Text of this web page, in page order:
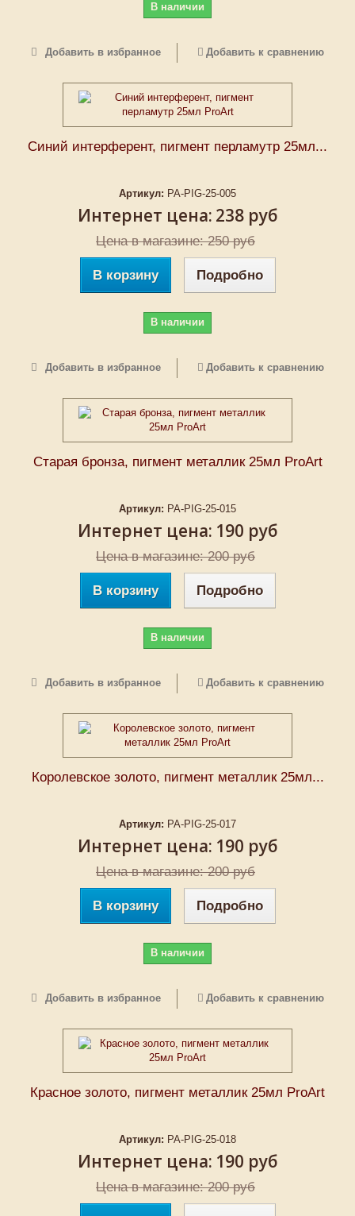
В наличии
Добавить в избранное Добавить к сравнению
Синий интерферент, пигмент перламутр 25мл...
Артикул: PA-PIG-25-005
Интернет цена: 238 руб
Цена в магазине: 250 руб
В корзину Подробно
В наличии
Добавить в избранное Добавить к сравнению
Старая бронза, пигмент металлик 25мл ProArt
Артикул: PA-PIG-25-015
Интернет цена: 190 руб
Цена в магазине: 200 руб
В корзину Подробно
В наличии
Добавить в избранное Добавить к сравнению
Королевское золото, пигмент металлик 25мл...
Артикул: PA-PIG-25-017
Интернет цена: 190 руб
Цена в магазине: 200 руб
В корзину Подробно
В наличии
Добавить в избранное Добавить к сравнению
Красное золото, пигмент металлик 25мл ProArt
Артикул: PA-PIG-25-018
Интернет цена: 190 руб
Цена в магазине: 200 руб